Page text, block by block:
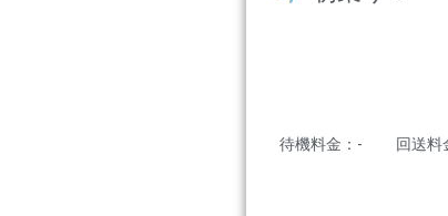
待機料金：- 回送料